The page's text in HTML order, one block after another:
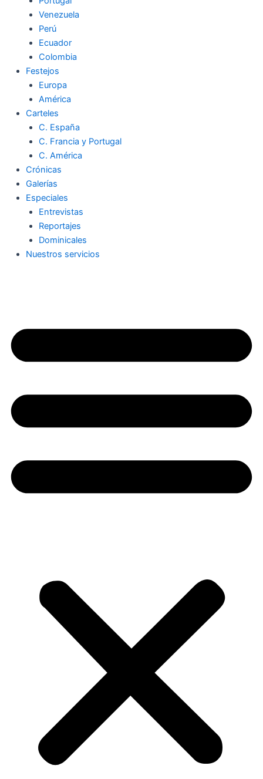
Venezuela
Perú
Ecuador
Colombia
Festejos
Europa
América
Carteles
C. España
C. Francia y Portugal
C. América
Crónicas
Galerías
Especiales
Entrevistas
Reportajes
Dominicales
Nuestros servicios